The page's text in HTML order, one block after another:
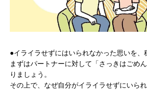
●イライラせずにはいられなかった思いを、
まずはパートナーに対して「さっきはごめ
りましょう。
その上で、なぜ自分がイライラせずにいら